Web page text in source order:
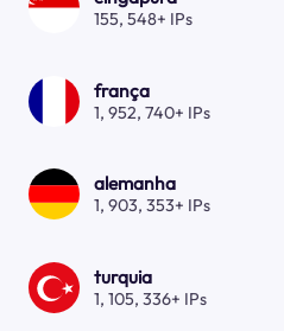
155, 548+ IPs
frança
1, 952, 740+ IPs
alemanha
1, 903, 353+ IPs
turquia
1, 105, 336+ IPs